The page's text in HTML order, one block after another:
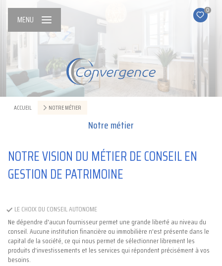
0
MENU
ACCUEIL NOTRE MÉTIER
Notre métier
NOTRE VISION DU MÉTIER DE CONSEIL EN
GESTION DE PATRIMOINE
LE CHOIX DU CONSEIL AUTONOME
Ne dépendre d'aucun fournisseur permet une grande liberté au niveau du
conseil. Aucune institution financière ou immobilière n'est présente dans le
capital de la société, ce qui nous permet de sélectionner librement les
produits d'investissements et les services qui répondent précisément à vos
besoins.